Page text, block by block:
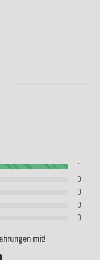
1
0
0
0
0
mit!